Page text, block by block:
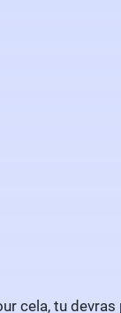
cela, tu